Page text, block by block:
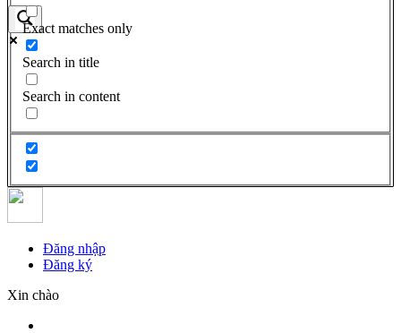
Exact matches only
Search in title
Search in content
Đăng nhập
Đăng ký
Xin chào